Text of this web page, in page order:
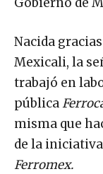
Gobierno de
Nacida
Mexicali, la
trabajó en
pública
misma que
de la
Ferromex.